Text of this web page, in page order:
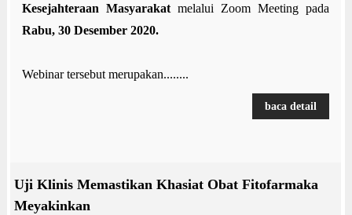
Kesejahteraan Masyarakat melalui Zoom Meeting pada
Rabu, 30 Desember 2020.
Webinar tersebut merupakan........
baca detail
Uji Klinis Memastikan Khasiat Obat Fitofarmaka
Meyakinkan